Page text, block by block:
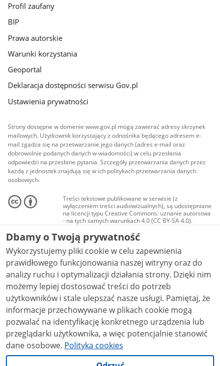
Profil zaufany
BIP
Prawa autorskie
Warunki korzystania
Geoportal
Deklaracja dostępności serwisu Gov.pl
Ustawienia prywatności
Strony dostępne w domenie www.gov.pl mogą zawierać adresy skrzynek
mailowych. Użytkownik korzystający z odnośnika będącego adresem e-
mail zgadza się na przetwarzanie jego danych (adres e-mail oraz
dobrowolnie podanych danych w wiadomości) w celu przesłania
odpowiedzi na przesłane pytania. Szczegóły przetwarzania danych przez
każdą z jednostek znajdują się w ich politykach przetwarzania danych
osobowych.
Treści tekstowe publikowane w serwisie (z
wyłączeniem treści audiowizualnych), są udostępniane
na licencji typu Creative Commons: uznanie autorstwa
- na tych samych warunkach 4.0 (CC BY-SA 4.0).
Materiały audiowizualne, w tym zdjęcia, materiały
audio i wideo, są udostępniane na licencji typu
Creative Commons: uznanie autorstwa użycie
niekomercyjne - bez utworów zależnych 4.0 (CC BY-
NC-ND 4.0), o ile nie jest to stwierdzone inaczej.
Dbamy o Twoją prywatność
Wykorzystujemy pliki cookie w celu zapewnienia
prawidłowego funkcjonowania naszej witryny oraz do
analizy ruchu i optymalizacji działania strony. Dzięki nim
możemy lepiej dostosować treści do potrzeb
użytkowników i stale ulepszać nasze usługi. Pamiętaj, że
informacje przechowywane w plikach cookie mogą
pozwalać na identyfikację konkretnego urządzenia lub
przeglądarki użytkownika, a więc potencjalnie stanowić
dane osobowe. Polityka cookies